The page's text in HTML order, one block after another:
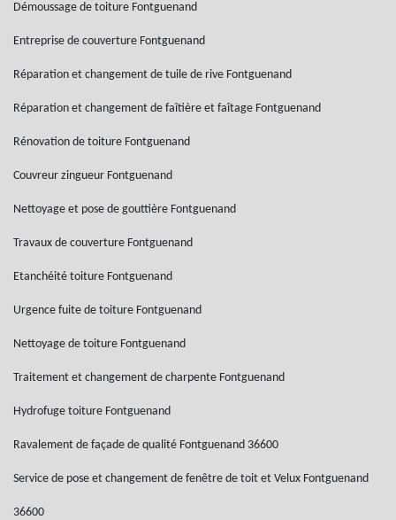
Démoussage de toiture Fontguenand
Entreprise de couverture Fontguenand
Réparation et changement de tuile de rive Fontguenand
Réparation et changement de faîtière et faîtage Fontguenand
Rénovation de toiture Fontguenand
Couvreur zingueur Fontguenand
Nettoyage et pose de gouttière Fontguenand
Travaux de couverture Fontguenand
Etanchéité toiture Fontguenand
Urgence fuite de toiture Fontguenand
Nettoyage de toiture Fontguenand
Traitement et changement de charpente Fontguenand
Hydrofuge toiture Fontguenand
Ravalement de façade de qualité Fontguenand 36600
Service de pose et changement de fenêtre de toit et Velux Fontguenand
36600